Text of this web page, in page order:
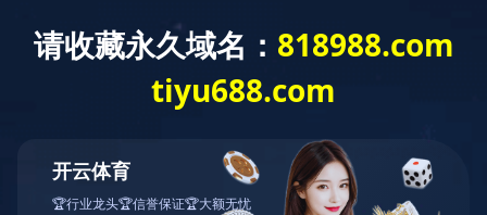
网站首页 关于我们 产品中心